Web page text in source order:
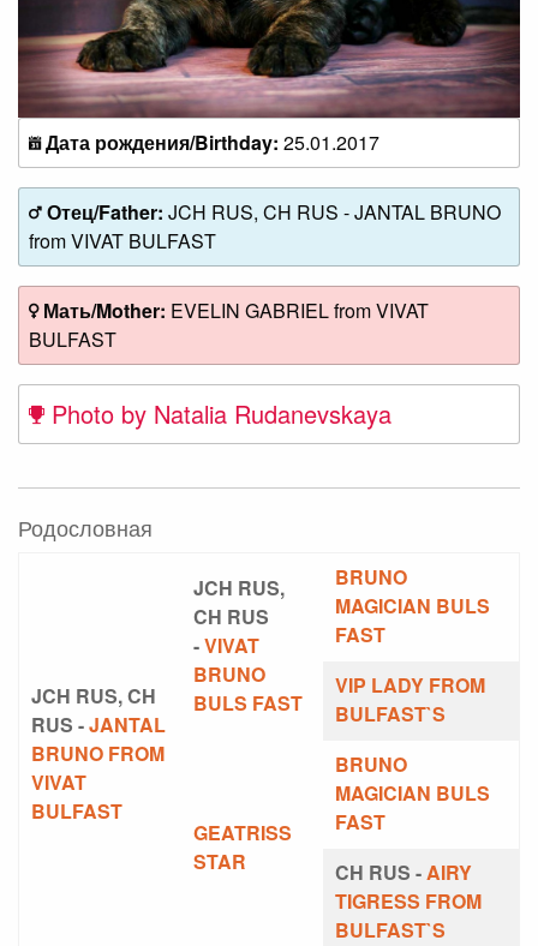
Дата рождения/Birthday: 25.01.2017
Отец/Father: JCH RUS, CH RUS - JANTAL BRUNO
from VIVAT BULFAST
Мать/Mother: EVELIN GABRIEL from VIVAT
BULFAST
Photo by Natalia Rudanevskaya
Родословная
JCH RUS, CH
RUS -JANTAL
BRUNO FROM
VIVAT
BULFAST
JCH RUS,
CH RUS
-VIVAT
BRUNO
BULS FAST
BRUNO
MAGICIAN BULS
FAST
VIP LADY FROM
BULFAST`S
GEATRISS
STAR
BRUNO
MAGICIAN BULS
FAST
CH RUS -AIRY
TIGRESS FROM
BULFAST`S